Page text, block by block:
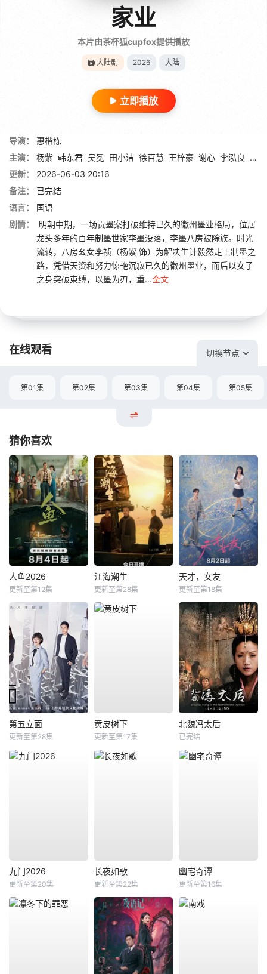
家业
本片由茶杯狐cupfox提供播放
大陆剧 2026 大陆
立即播放
导演：
惠楷栋
主演：
杨紫 韩东君 吴冕 田小洁 徐百慧 王梓豪 谢心 李泓良 杨斯
更新：
2026-06-03 20:16
备注：
已完结
语言：
国语
剧情：
明朝中期，一场贡墨案打破维持已久的徽州墨业格局，位居
龙头多年的百年制墨世家李墨没落，李墨八房被除族。时光
流转，八房幺女李祯（杨紫 饰）为解决生计毅然走上制墨之
路，凭借天资和努力惊艳沉寂已久的徽州墨业，而后以女子
之身突破束缚，以墨为刃，重...全文
在线观看 切换节点
第01集 第02集 第03集 第04集 第05集
猜你喜欢
人鱼2026
更新至第12集
江海潮生
更新至第28集
天才，女友
更新至第18集
第五立面
更新至第28集
黄皮树下
更新至第17集
北魏冯太后
已完结
九门2026
更新至第20集
长夜如歌
更新至第22集
幽宅奇谭
更新至第16集